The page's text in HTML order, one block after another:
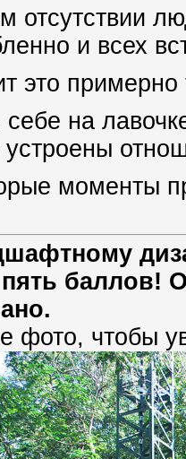
отсутствии
и всех
это примерно
на
устроены
моменты
баллов!
фото, чтобы